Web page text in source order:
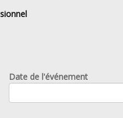
Date de l'événement